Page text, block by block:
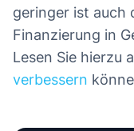
geringer ist auch
Finanzierung in
Lesen Sie hierzu
verbessern